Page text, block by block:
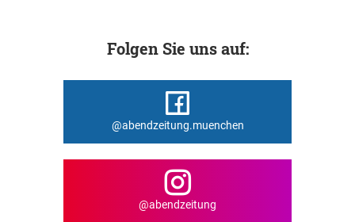
Folgen Sie uns auf:
@abendzeitung.muenchen
@abendzeitung